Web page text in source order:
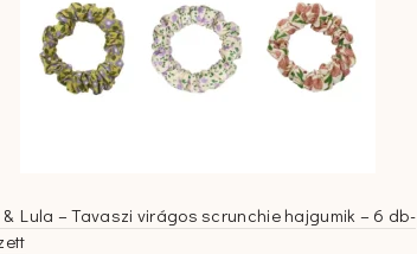
& Lula – Tavaszi virágos scrunchie hajgumik – 6 db-